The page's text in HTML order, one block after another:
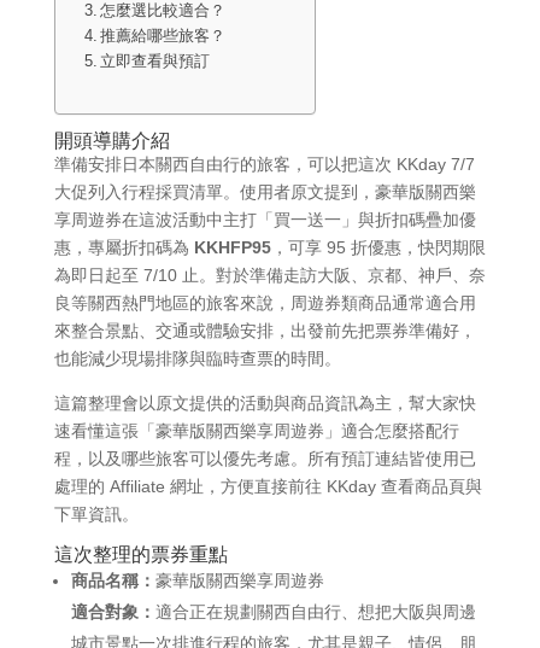
怎麼選比較適合？
推薦給哪些旅客？
立即查看與預訂
開頭導購介紹
準備安排日本關西自由行的旅客，可以把這次 KKday 7/7
大促列入行程採買清單。使用者原文提到，豪華版關西樂
享周遊券在這波活動中主打「買一送一」與折扣碼疊加優
惠，專屬折扣碼為 KKHFP95，可享 95 折優惠，快閃期限
為即日起至 7/10 止。對於準備走訪大阪、京都、神戶、奈
良等關西熱門地區的旅客來說，周遊券類商品通常適合用
來整合景點、交通或體驗安排，出發前先把票券準備好，
也能減少現場排隊與臨時查票的時間。
這篇整理會以原文提供的活動與商品資訊為主，幫大家快
速看懂這張「豪華版關西樂享周遊券」適合怎麼搭配行
程，以及哪些旅客可以優先考慮。所有預訂連結皆使用已
處理的 Affiliate 網址，方便直接前往 KKday 查看商品頁與
下單資訊。
這次整理的票券重點
商品名稱： 豪華版關西樂享周遊券
適合對象： 適合正在規劃關西自由行、想把大阪與周邊
城市景點一次排進行程的旅客，尤其是親子、情侶、朋